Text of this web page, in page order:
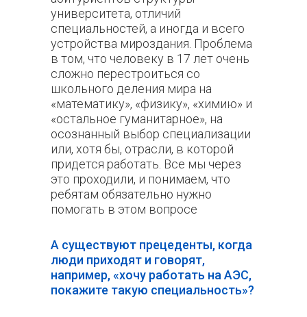
университета, отличий
специальностей, а иногда и всего
устройства мироздания. Проблема
в том, что человеку в 17 лет очень
сложно перестроиться со
школьного деления мира на
«математику», «физику», «химию» и
«остальное гуманитарное», на
осознанный выбор специализации
или, хотя бы, отрасли, в которой
придется работать. Все мы через
это проходили, и понимаем, что
ребятам обязательно нужно
помогать в этом вопросе
А существуют прецеденты, когда
люди приходят и говорят,
например, «хочу работать на АЭС,
покажите такую специальность»?